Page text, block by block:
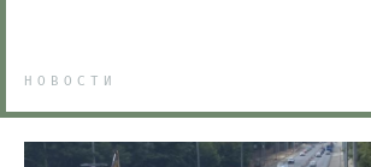
НОВОСТИ